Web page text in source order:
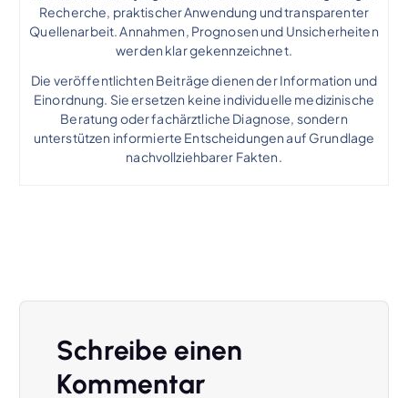
Recherche, praktischer Anwendung und transparenter
Quellenarbeit. Annahmen, Prognosen und Unsicherheiten
werden klar gekennzeichnet.
Die veröffentlichten Beiträge dienen der Information und
Einordnung. Sie ersetzen keine individuelle medizinische
Beratung oder fachärztliche Diagnose, sondern
unterstützen informierte Entscheidungen auf Grundlage
nachvollziehbarer Fakten.
Schreibe einen
Kommentar